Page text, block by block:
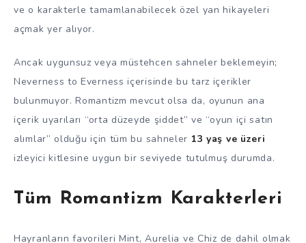
ve o karakterle tamamlanabilecek özel yan hikayeleri
açmak yer alıyor.
Ancak uygunsuz veya müstehcen sahneler beklemeyin;
Neverness to Everness içerisinde bu tarz içerikler
bulunmuyor. Romantizm mevcut olsa da, oyunun ana
içerik uyarıları “orta düzeyde şiddet” ve “oyun içi satın
alımlar” olduğu için tüm bu sahneler 13 yaş ve üzeri
izleyici kitlesine uygun bir seviyede tutulmuş durumda.
Tüm Romantizm Karakterleri
Hayranların favorileri Mint, Aurelia ve Chiz de dahil olmak